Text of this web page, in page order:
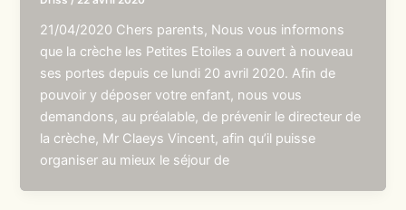
21/04/2020 Chers parents, Nous vous informons
que la crèche les Petites Etoiles a ouvert à nouveau
ses portes depuis ce lundi 20 avril 2020. Afin de
pouvoir y déposer votre enfant, nous vous
demandons, au préalable, de prévenir le directeur de
la crèche, Mr Claeys Vincent, afin qu’il puisse
organiser au mieux le séjour de